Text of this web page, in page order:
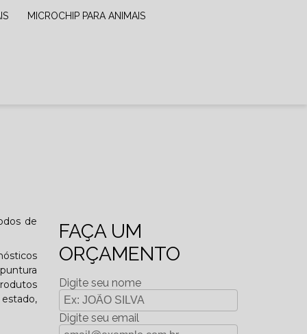
MICROCHIP PARA ANIMAIS
de
FAÇA UM
ORÇAMENTO
Digite seu nome
Digite seu email